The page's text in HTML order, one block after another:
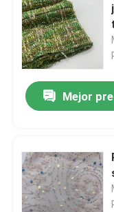
Mejor